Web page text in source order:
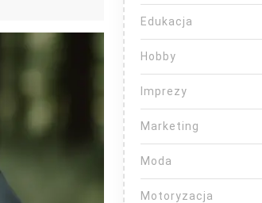
Edukacja
Hobby
Imprezy
Marketing
Moda
Motoryzacja